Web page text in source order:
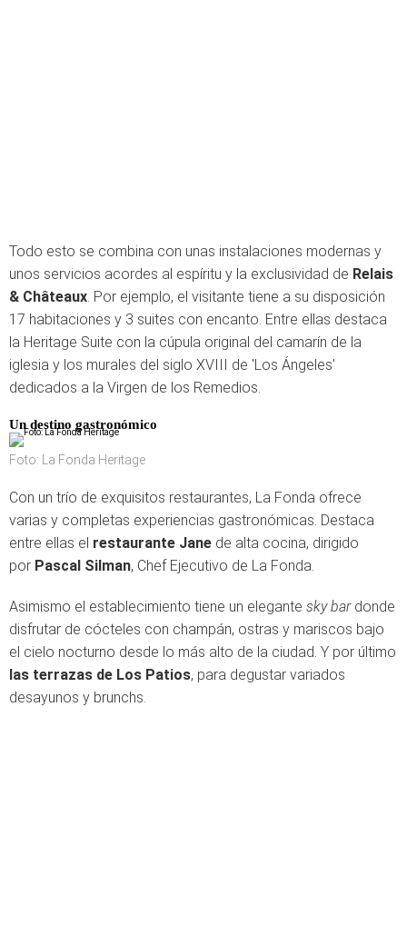
Todo esto se combina con unas instalaciones modernas y
unos servicios acordes al espíritu y la exclusividad de Relais
& Châteaux. Por ejemplo, el visitante tiene a su disposición
17 habitaciones y 3 suites con encanto. Entre ellas destaca
la Heritage Suite con la cúpula original del camarín de la
iglesia y los murales del siglo XVIII de 'Los Ángeles'
dedicados a la Virgen de los Remedios.
Un destino gastronómico
Foto: La Fonda Heritage
Con un trío de exquisitos restaurantes, La Fonda ofrece
varias y completas experiencias gastronómicas. Destaca
entre ellas el restaurante Jane de alta cocina, dirigido
por Pascal Silman, Chef Ejecutivo de La Fonda.
Asimismo el establecimiento tiene un elegante sky bardonde
disfrutar de cócteles con champán, ostras y mariscos bajo
el cielo nocturno desde lo más alto de la ciudad. Y por último
las terrazas de Los Patios, para degustar variados
desayunos y brunchs.